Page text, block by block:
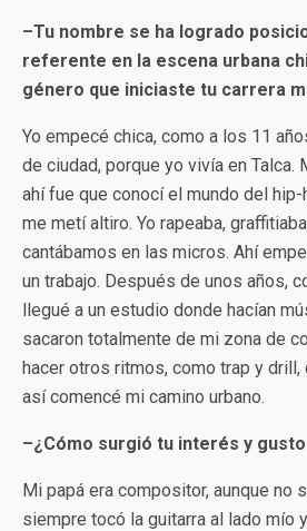
–Tu nombre se ha logrado
referente en la escena urbana
género que iniciaste tu carrera
Yo empecé chica, como a los 11
de ciudad, porque yo vivía en Talca.
ahí fue que conocí el mundo del
me metí altiro. Yo rapeaba,
cantábamos en las micros. Ahí
un trabajo. Después de unos años,
llegué a un estudio donde hacían
sacaron totalmente de mi zona de
hacer otros ritmos, como trap y
así comencé mi camino urbano.
–¿Cómo surgió tu interés y
Mi papá era compositor, aunque no
siempre tocó la guitarra al lado mío